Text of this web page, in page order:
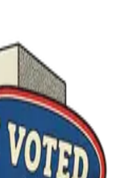
的任何公开背书。